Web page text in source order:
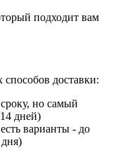
подходит вам
доставки:
но самый
дней)
варианты - до